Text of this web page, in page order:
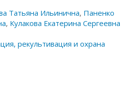
Татьяна Ильинична, Паненко
, Кулакова Екатерина Сергеевна
рекультивация и охрана